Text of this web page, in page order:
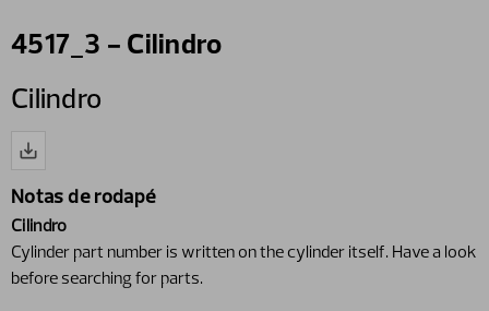
4517_3 - Cilindro
Cilindro
Notas de rodapé
Cilindro
Cylinder part number is written on the cylinder itself. Have a look
before searching for parts.